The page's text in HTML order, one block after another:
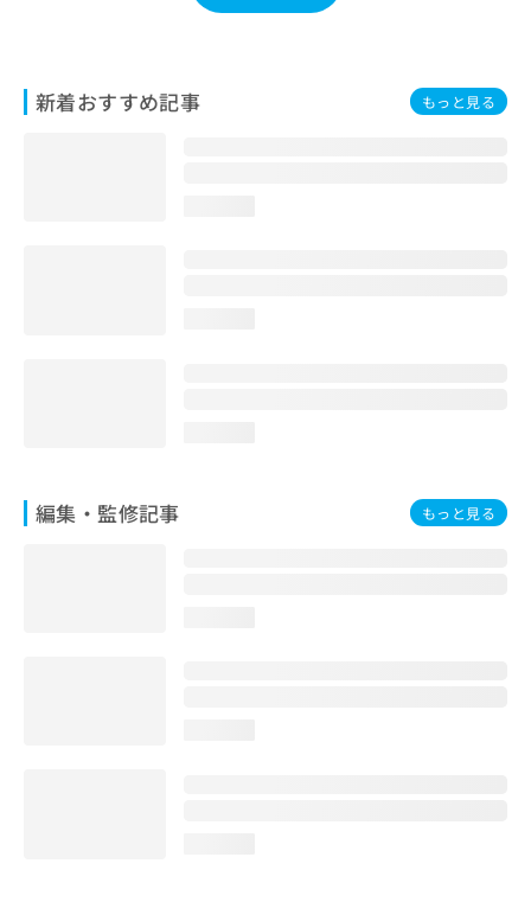
新着おすすめ記事 もっと見る
編集・監修記事 もっと見る
合
わ